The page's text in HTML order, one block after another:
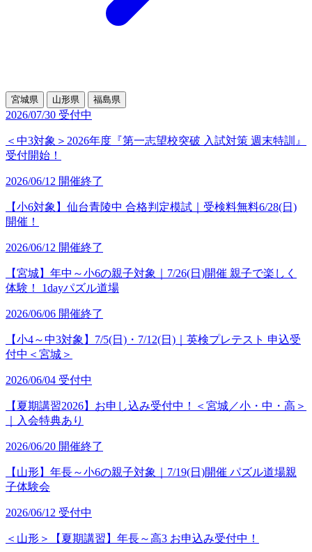
宮城県 山形県 福島県
2026/07/30 受付中
＜中3対象＞2026年度『第一志望校突破 入試対策 週末特訓』
受付開始！
2026/06/12 開催終了
【小6対象】仙台青陵中 合格判定模試｜受検料無料6/28(日)
開催！
2026/06/12 開催終了
【宮城】年中～小6の親子対象｜7/26(日)開催 親子で楽しく
体験！ 1dayパズル道場
2026/06/06 開催終了
【小4～中3対象】7/5(日)・7/12(日)｜英検プレテスト 申込受
付中＜宮城＞
2026/06/04 受付中
【夏期講習2026】お申し込み受付中！＜宮城／小・中・高＞
｜入会特典あり
2026/06/20 開催終了
【山形】年長～小6の親子対象｜7/19(日)開催 パズル道場親
子体験会
2026/06/12 受付中
＜山形＞【夏期講習】年長～高3 お申込み受付中！